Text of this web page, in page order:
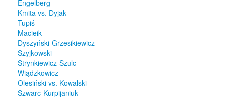
Engelberg
Kmita vs. Dyjak
Tupiś
Macieik
Dyszyński-Grzesikiewicz
Szyjkowski
Strynkiewicz-Szulc
Wiądzkowicz
Olesiński vs. Kowalski
Szwarc-Kurpijaniuk